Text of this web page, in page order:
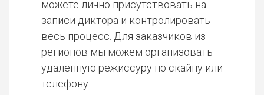
можете лично присутствовать на
записи диктора и контролировать
весь процесс. Для заказчиков из
регионов мы можем организовать
удаленную режиссуру по скайпу или
телефону.